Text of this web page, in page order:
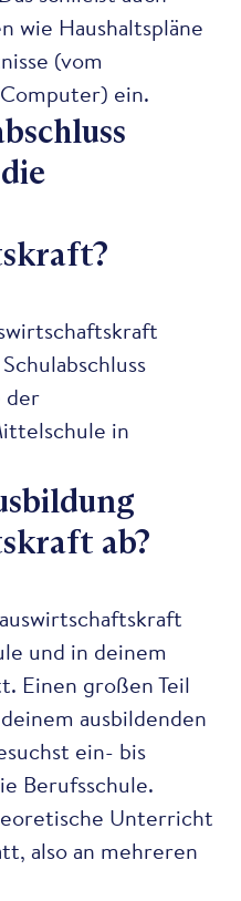
wie Haushaltspläne
(vom
ein.
der
in
ab?
und in deinem
Einen großen Teil
ausbildenden
ein- bis
Berufsschule.
Unterricht
also an mehreren